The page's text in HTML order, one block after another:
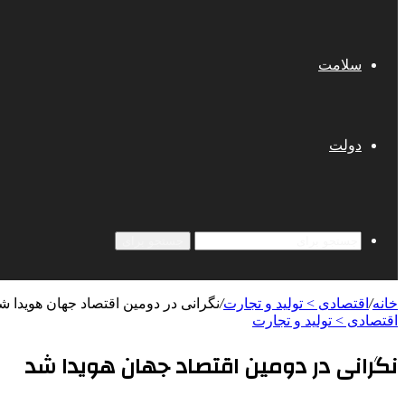
سلامت
دولت
خانه/ اقتصادی > تولید و تجارت/نگرانی در دومین اقتصاد جهان هویدا
اقتصادی > تولید و تجارت
نگرانی در دومین اقتصاد جهان هویدا شد